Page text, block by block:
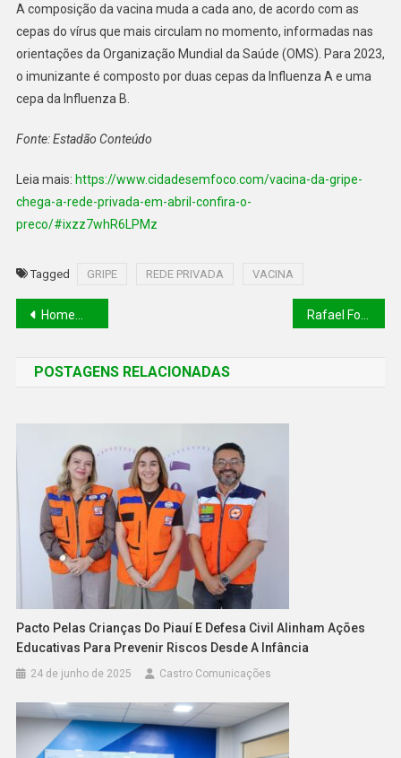
A composição da vacina muda a cada ano, de acordo com as
cepas do vírus que mais circulam no momento, informadas nas
orientações da Organização Mundial da Saúde (OMS). Para 2023,
o imunizante é composto por duas cepas da Influenza A e uma
cepa da Influenza B.
Fonte: Estadão Conteúdo
Leia mais: https://www.cidadesemfoco.com/vacina-da-gripe-
chega-a-rede-privada-em-abril-confira-o-
preco/#ixzz7whR6LPMz
Tagged GRIPE REDE PRIVADA VACINA
Homem é preso suspeito de oferecer dinheiro em troca de encontro íntimo com adolescente no Piauí
POSTAGENS RELACIONADAS
Pacto Pelas Crianças Do Piauí E Defesa Civil Alinham Ações
Educativas Para Prevenir Riscos Desde A Infância
24 de junho de 2025 Castro Comunicações